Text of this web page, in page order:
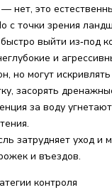
нет, это
с точки зрения
выйти из‑под
и
но могут
засорять
за воду
затрудняет уход и
и въездов.
контроля